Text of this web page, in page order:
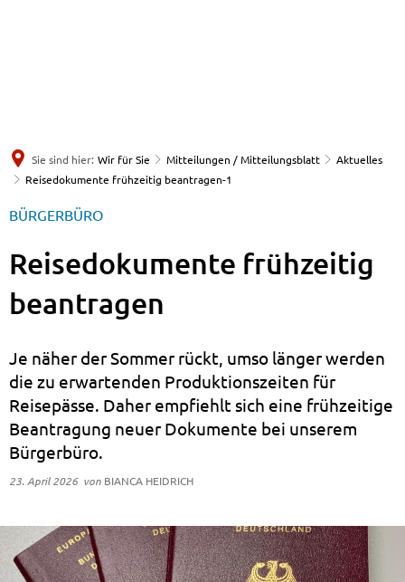
Sie sind hier: Wir für Sie Mitteilungen / Mitteilungsblatt
Aktuelles
Reisedokumente frühzeitig beantragen-1
BÜRGERBÜRO
Reisedokumente frühzeitig
beantragen
Je näher der Sommer rückt, umso länger werden
die zu erwartenden Produktionszeiten für
Reisepässe. Daher empfiehlt sich eine frühzeitige
Beantragung neuer Dokumente bei unserem
Bürgerbüro.
23. April 2026 von BIANCA HEIDRICH